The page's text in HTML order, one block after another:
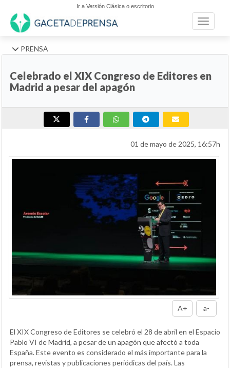
Ir a Versión Clásica o escritorio
Toggle
PRENSA
Celebrado el XIX Congreso de Editores en
Madrid a pesar del apagón
01 de mayo de 2025, 16:57h
A+ a-
El XIX Congreso de Editores se celebró el 28 de abril en el Espacio
Pablo VI de Madrid, a pesar de un apagón que afectó a toda
España. Este evento es considerado el más importante para la
prensa, revistas y publicaciones periódicas del país. Las